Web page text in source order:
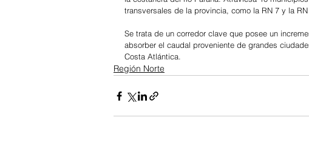
transversales de la provincia, como la RN 7 y la RN
Se trata de un corredor clave que posee un
absorber el caudal proveniente de grandes
Costa Atlántica.
Región Norte